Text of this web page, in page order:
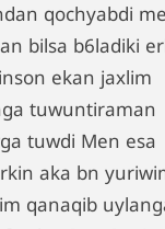
qochyabdi
bilsa b6ladiki
ekan jaxlim
tuwuntiraman
tuwdi Men esa
aka bn
qanaqib